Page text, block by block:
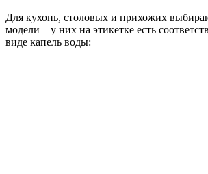
Для кухонь, столовых и прихожих
модели – у них на этикетке есть
виде капель воды: